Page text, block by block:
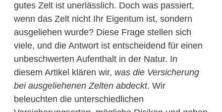
gutes Zelt ist unerlässlich. Doch was passiert,
wenn das Zelt nicht Ihr Eigentum ist, sondern
ausgeliehen wurde? Diese Frage stellen sich
viele, und die Antwort ist entscheidend für einen
unbeschwerten Aufenthalt in der Natur. In
diesem Artikel klären wir, was die Versicherung
bei ausgeliehenen Zelten abdeckt. Wir
beleuchten die unterschiedlichen